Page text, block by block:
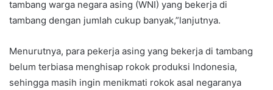
tambang warga negara asing (WNI) yang bekerja di
tambang dengan jumlah cukup banyak,”lanjutnya.
Menurutnya, para pekerja asing yang bekerja di tambang
belum terbiasa menghisap rokok produksi Indonesia,
sehingga masih ingin menikmati rokok asal negaranya